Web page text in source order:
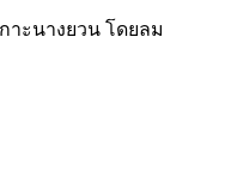
าะนางยวน โดยลม